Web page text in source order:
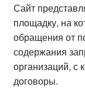
Сайт
площадку, на
обращения от
содержания
организаций, с
договоры.